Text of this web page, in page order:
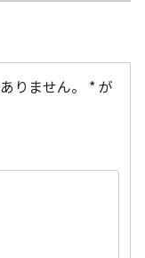
りません。
*が